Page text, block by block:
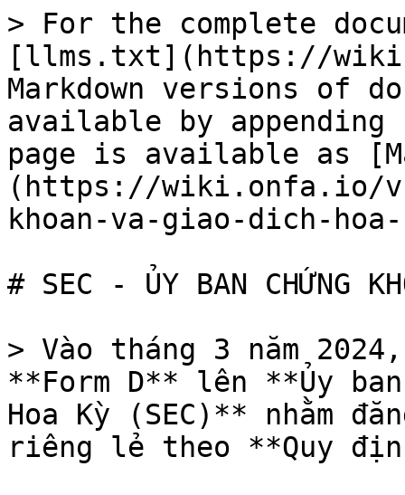
> For the complete
[llms.txt](https://
Markdown versions of
available by
page is available as
(https://wiki.onfa.io/
khoan-va-giao-dich-
# SEC - ỦY BAN CHỨNG
> Vào tháng 3 năm 2024,
**Form D** lên **Ủy
Hoa Kỳ (SEC)** nhằm
riêng lẻ theo **Quy